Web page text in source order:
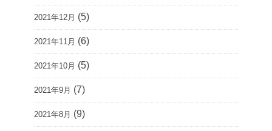
2021年12月 (5)
2021年11月 (6)
2021年10月 (5)
2021年9月 (7)
2021年8月 (9)